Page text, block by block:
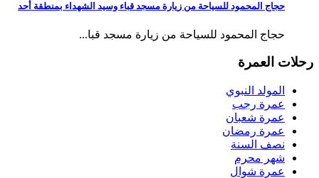
حجاج المحمود للسياحة من زيارة مسجد قباء وسيد الشهداء بمنطقة أحد
حجاج المحمود للسياحة من زيارة مسجد قبا...
رحلات العمرة
المولد النبوي
عمرة رجب
عمرة شعبان
عمرة رمضان
نصف السنة
شهر محرم
عمرة شوال